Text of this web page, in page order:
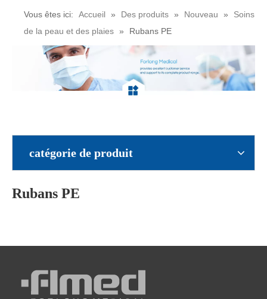
Vous êtes ici: Accueil » Des produits » Nouveau »
Soins
de la peau et des plaies » Rubans PE
catégorie de produit
Rubans PE